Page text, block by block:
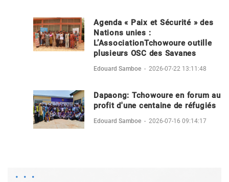
Agenda « Paix et Sécurité » des
Nations unies :
L’AssociationTchowoure outille
plusieurs OSC des Savanes
Edouard Samboe - 2026-07-22 13:11:48
Dapaong: Tchowoure en forum au
profit d'une centaine de réfugiés
Edouard Samboe - 2026-07-16 09:14:17